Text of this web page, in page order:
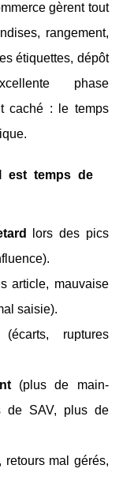
gèrent tout
rangement,
étiquettes, dépôt
phase
caché : le temps
est temps de
lors des pics
article, mauvaise
saisie).
(écarts, ruptures
(plus de main-
de SAV, plus de
retours mal gérés,